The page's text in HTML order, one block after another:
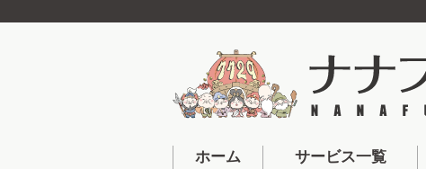
ホーム サービス一覧